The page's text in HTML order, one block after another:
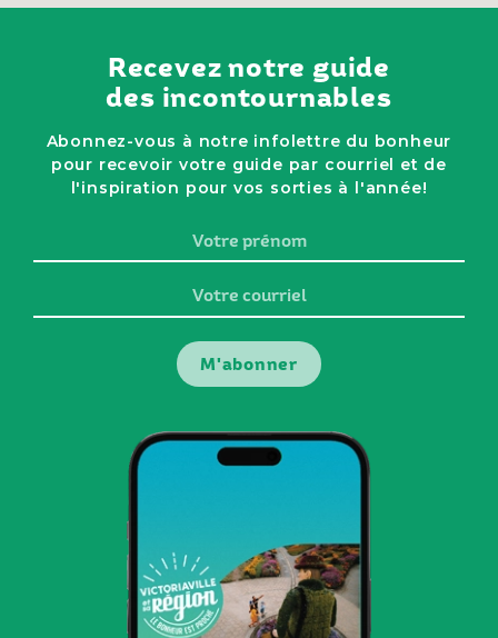
Recevez notre guide
des incontournables
Abonnez-vous à notre infolettre du bonheur
pour recevoir votre guide par courriel et de
l'inspiration pour vos sorties à l'année!
prénom
courriel